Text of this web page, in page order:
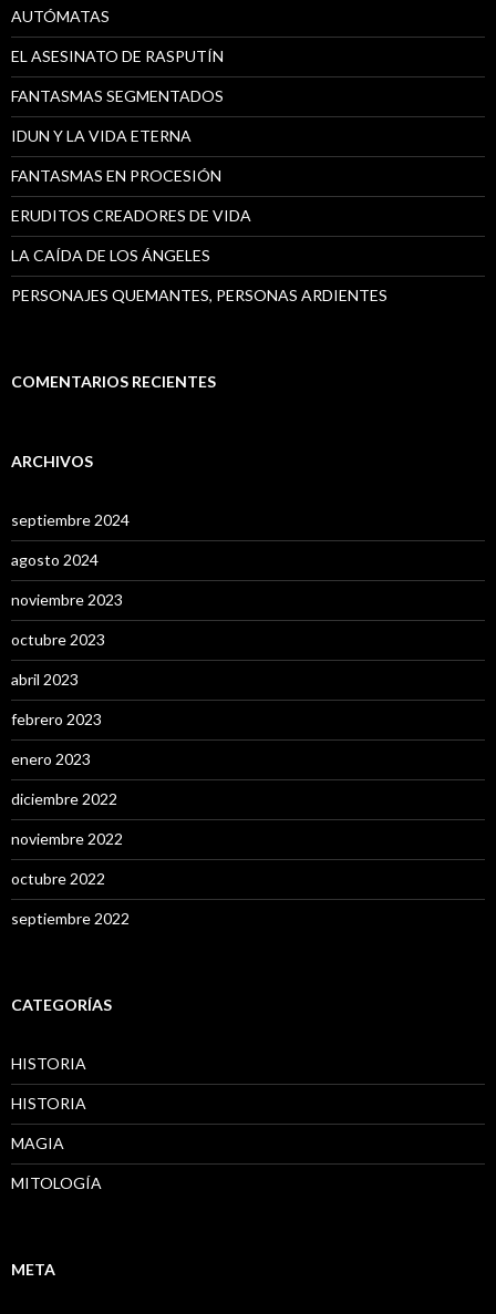
AUTÓMATAS
EL ASESINATO DE RASPUTÍN
FANTASMAS SEGMENTADOS
IDUN Y LA VIDA ETERNA
FANTASMAS EN PROCESIÓN
ERUDITOS CREADORES DE VIDA
LA CAÍDA DE LOS ÁNGELES
PERSONAJES QUEMANTES, PERSONAS ARDIENTES
COMENTARIOS RECIENTES
ARCHIVOS
septiembre 2024
agosto 2024
noviembre 2023
octubre 2023
abril 2023
febrero 2023
enero 2023
diciembre 2022
noviembre 2022
octubre 2022
septiembre 2022
CATEGORÍAS
HISTORIA
HISTORIA
MAGIA
MITOLOGÍA
META